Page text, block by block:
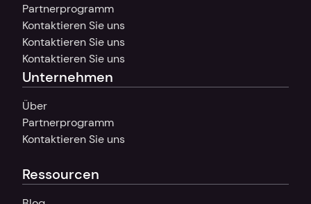
Partnerprogramm
Kontaktieren Sie uns
Kontaktieren Sie uns
Kontaktieren Sie uns
Unternehmen
Über
Partnerprogramm
Kontaktieren Sie uns
Ressourcen